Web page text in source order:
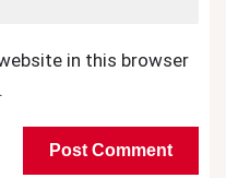
in this browser